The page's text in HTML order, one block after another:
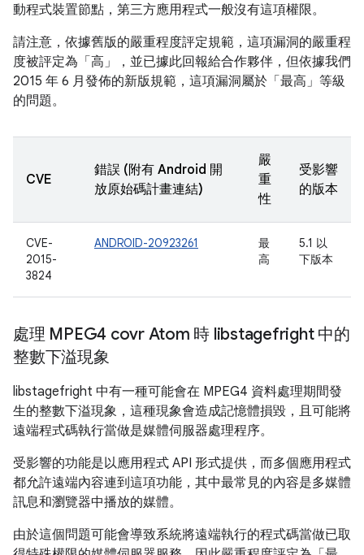
動程式裝置節點，第三方應用程式一般沒有這項權限。
請注意，依據舊版的嚴重程度評定規範，這項漏洞的嚴重程
度被評定為「高」，並已據此回報給合作夥伴，但依據我們
2015 年 6 月發佈的新版規範，這項漏洞屬於「最高」等級
的問題。
CVE
錯誤 (附有 Android 開
放原始碼計畫連結)
嚴
重
性
受影響
的版本
CVE-
2015-
3824
ANDROID-20923261
最
高
5.1 以
下版本
處理 MPEG4 covr Atom 時 libstagefright 中的
整數下溢現象
libstagefright 中有一種可能會在 MPEG4 資料處理期間發
生的整數下溢現象，這種現象會造成記憶體損毀，且可能將
遠端程式碼執行當做是媒體伺服器處理程序。
受影響的功能是以應用程式 API 形式提供，而多個應用程式
都允許遠端內容連到這項功能，其中最常見的內容是多媒體
訊息和瀏覽器中播放的媒體。
由於這個問題可能會導致系統將遠端執行的程式碼當做已取